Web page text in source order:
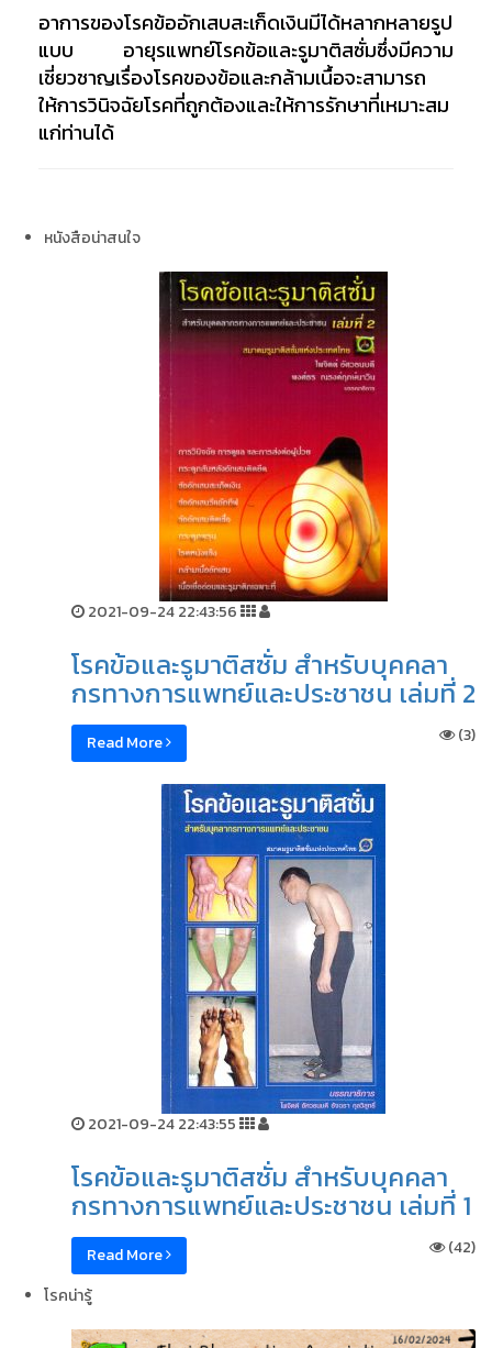
อาการของโรคข้ออักเสบสะเก็ดเงินมีได้หลากหลายรูป
แบบ อายุรแพทย์โรคข้อและรูมาติสซั่มซึ่งมีความ
เชี่ยวชาญเรื่องโรคของข้อและกล้ามเนื้อจะสามารถ
ให้การวินิจฉัยโรคที่ถูกต้องและให้การรักษาที่เหมาะสม
แก่ท่านได้
หนังสือน่าสนใจ
2021-09-24 22:43:56
โรคข้อและรูมาติสซั่ม สำหรับบุคคลา
กรทางการแพทย์และประชาชน เล่มที่ 2
Read More (3)
2021-09-24 22:43:55
โรคข้อและรูมาติสซั่ม สำหรับบุคคลา
กรทางการแพทย์และประชาชน เล่มที่ 1
Read More (42)
โรคน่ารู้